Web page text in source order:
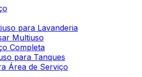
para Lavanderia
Multiuso
Completa
para Tanques
Área de Serviço